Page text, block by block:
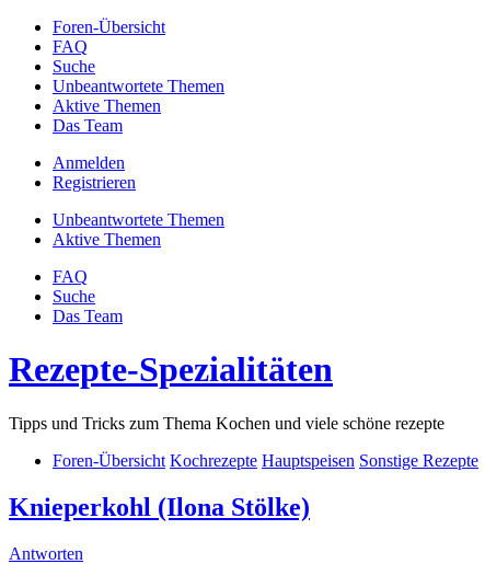
Foren-Übersicht
FAQ
Suche
Unbeantwortete Themen
Aktive Themen
Das Team
Anmelden
Registrieren
Unbeantwortete Themen
Aktive Themen
FAQ
Suche
Das Team
Rezepte-Spezialitäten
Tipps und Tricks zum Thema Kochen und viele schöne rezepte
Foren-Übersicht Kochrezepte Hauptspeisen Sonstige Rezepte
Knieperkohl (Ilona Stölke)
Antworten